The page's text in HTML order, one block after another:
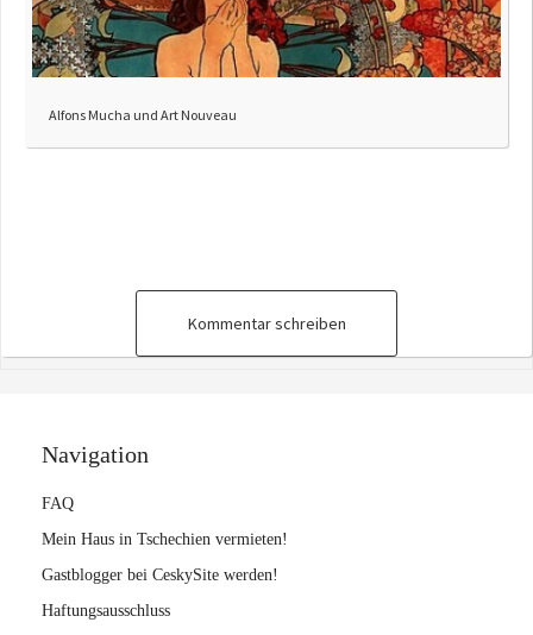
Alfons Mucha und Art Nouveau
Kommentar schreiben
Navigation
FAQ
Mein Haus in Tschechien vermieten!
Gastblogger bei CeskySite werden!
Haftungsausschluss